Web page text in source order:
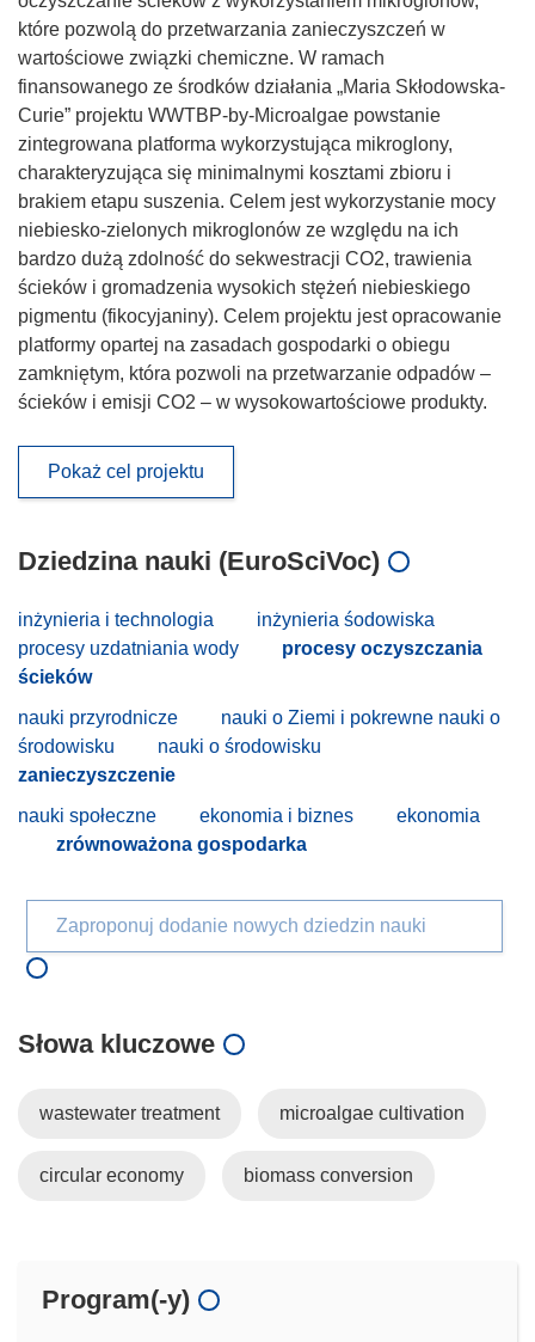
które pozwolą do przetwarzania zanieczyszczeń w
wartościowe związki chemiczne. W ramach
finansowanego ze środków działania „Maria Skłodowska-
Curie” projektu WWTBP-by-Microalgae powstanie
zintegrowana platforma wykorzystująca mikroglony,
charakteryzująca się minimalnymi kosztami zbioru i
brakiem etapu suszenia. Celem jest wykorzystanie mocy
niebiesko-zielonych mikroglonów ze względu na ich
bardzo dużą zdolność do sekwestracji CO2, trawienia
ścieków i gromadzenia wysokich stężeń niebieskiego
pigmentu (fikocyjaniny). Celem projektu jest opracowanie
platformy opartej na zasadach gospodarki o obiegu
zamkniętym, która pozwoli na przetwarzanie odpadów –
ścieków i emisji CO2 – w wysokowartościowe produkty.
Pokaż cel projektu
Dziedzina nauki (EuroSciVoc)
inżynieria i technologia
inżynieria śodowiska
procesy uzdatniania wody
procesy oczyszczania
ścieków
nauki przyrodnicze
nauki o Ziemi i pokrewne nauki o
środowisku
nauki o środowisku
zanieczyszczenie
nauki społeczne
ekonomia i biznes
ekonomia
zrównoważona gospodarka
Zaproponuj dodanie nowych dziedzin nauki
Słowa kluczowe
wastewater treatment microalgae cultivation
circular economy biomass conversion
Program(-y)